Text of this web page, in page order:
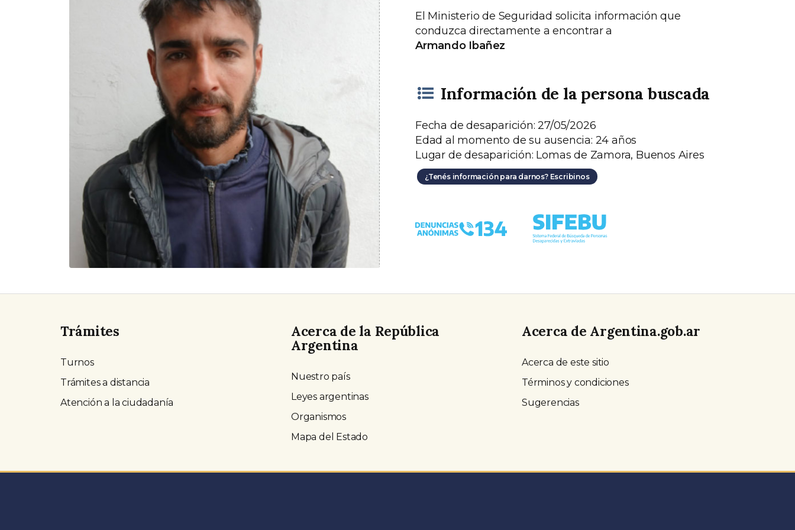
El Ministerio de Seguridad solicita información que
conduzca directamente a encontrar a
Armando Ibañez
Información de la persona buscada
Fecha de desaparición: 27/05/2026
Edad al momento de su ausencia: 24 años
Lugar de desaparición: Lomas de Zamora, Buenos Aires
¿Tenés información para darnos? Escribinos
Trámites
Turnos
Trámites a distancia
Atención a la ciudadanía
Acerca de la República
Argentina
Nuestro país
Leyes argentinas
Organismos
Mapa del Estado
Acerca de Argentina.gob.ar
Acerca de este sitio
Términos y condiciones
Sugerencias